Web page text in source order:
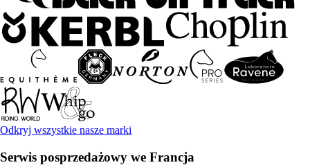
Odkryj wszystkie nasze marki
Serwis posprzedażowy we Francja